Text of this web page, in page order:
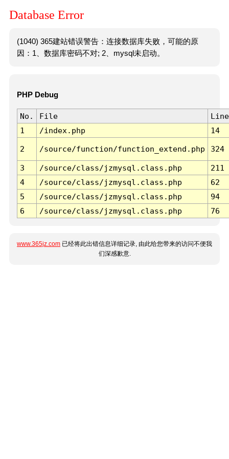
Database Error
(1040) 365建站错误警告：连接数据库失败，可能的原
因：1、数据库密码不对; 2、mysql未启动。
PHP Debug
No. File
Line
1
/index.php 14
2 /source/function/function_extend.php 324
3 /source/class/jzmysql.class.php
211
4
/source/class/jzmysql.class.php
62
5
/source/class/jzmysql.class.php
94
6
/source/class/jzmysql.class.php 76
www.365jz.com 已经将此出错信息详细记录, 由此给您带来的访问不便我
们深感歉意.